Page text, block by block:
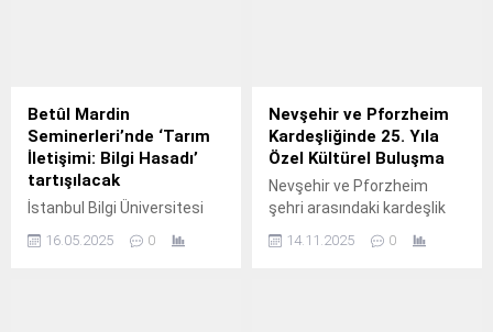
Betûl Mardin
Seminerleri’nde ‘Tarım
İletişimi: Bilgi Hasadı’
tartışılacak
İstanbul Bilgi Üniversitesi
Mardin Seminerleri”
16.05.2025 0
Nevşehir ve Pforzheim
Kardeşliğinde 25. Yıla
Özel Kültürel Buluşma
Nevşehir ve Pforzheim
şehri arasındaki kardeşlik
14.11.2025 0